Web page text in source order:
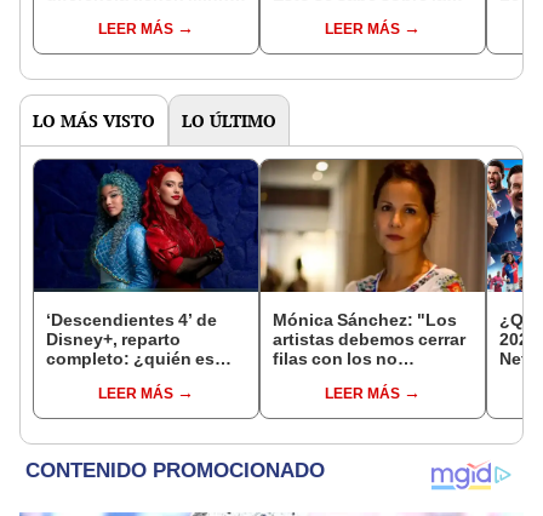
vida real?LEER MÁS
la serieLEER MÁS
LO MÁS VISTO LO ÚLTIMO
‘Descendientes 4’ de
Disney+, reparto
completo: ¿quién es
basada en magia y
aventuras?
LEER MÁS
Mónica Sánchez: "Los
artistas debemos cerrar
filas con los no
ellos es la libertad"
LEER MÁS